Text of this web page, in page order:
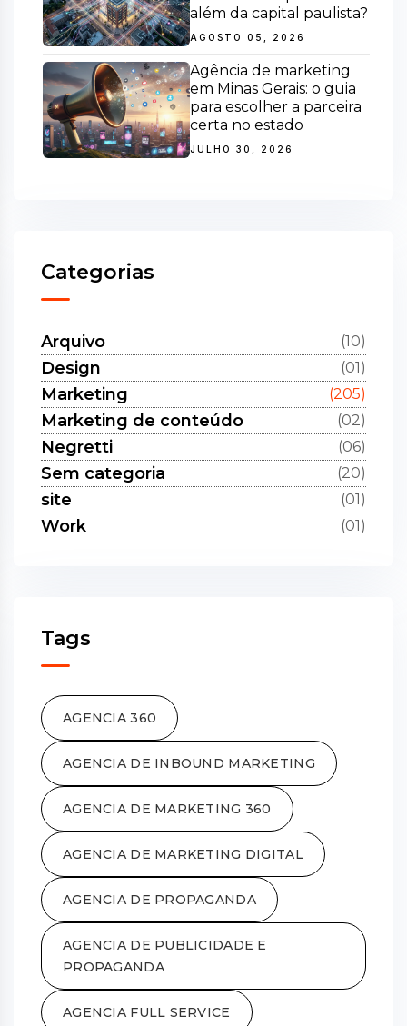
além da capital paulista?
AGOSTO 05, 2026
Agência de marketing
em Minas Gerais: o guia
para escolher a parceira
certa no estado
JULHO 30, 2026
Categorias
Arquivo (10)
Design (01)
Marketing (205)
Marketing de conteúdo (02)
Negretti (06)
Sem categoria (20)
site (01)
Work (01)
Tags
AGENCIA 360
AGENCIA DE INBOUND MARKETING
AGENCIA DE MARKETING 360
AGENCIA DE MARKETING DIGITAL
AGENCIA DE PROPAGANDA
AGENCIA DE PUBLICIDADE E
PROPAGANDA
AGENCIA FULL SERVICE